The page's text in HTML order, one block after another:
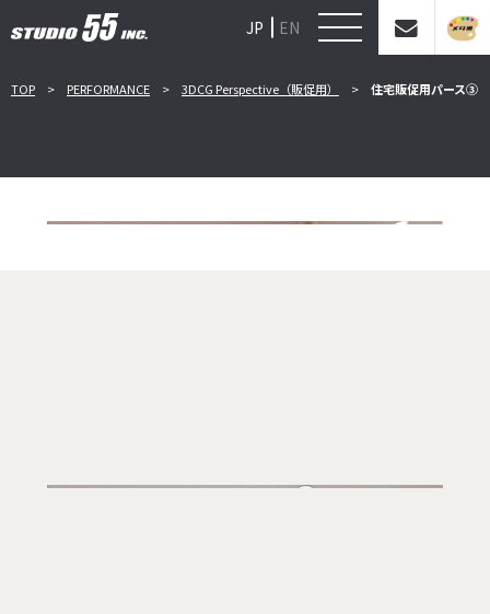
JP EN
TOP PERFORMANCE 3DCG Perspective（販促用） 住宅販促用パース③